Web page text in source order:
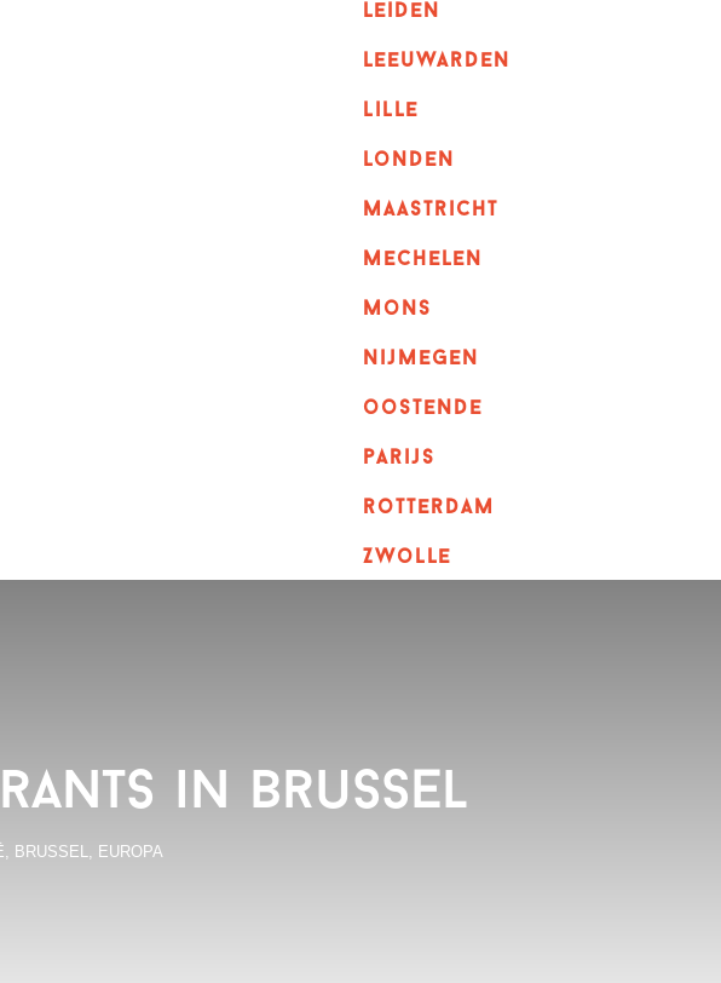
leiden
leeuwarden
lille
londen
maastricht
mechelen
mons
nijmegen
oostende
parijs
rotterdam
Zwolle
in Brussel
BRUSSEL EUROPA